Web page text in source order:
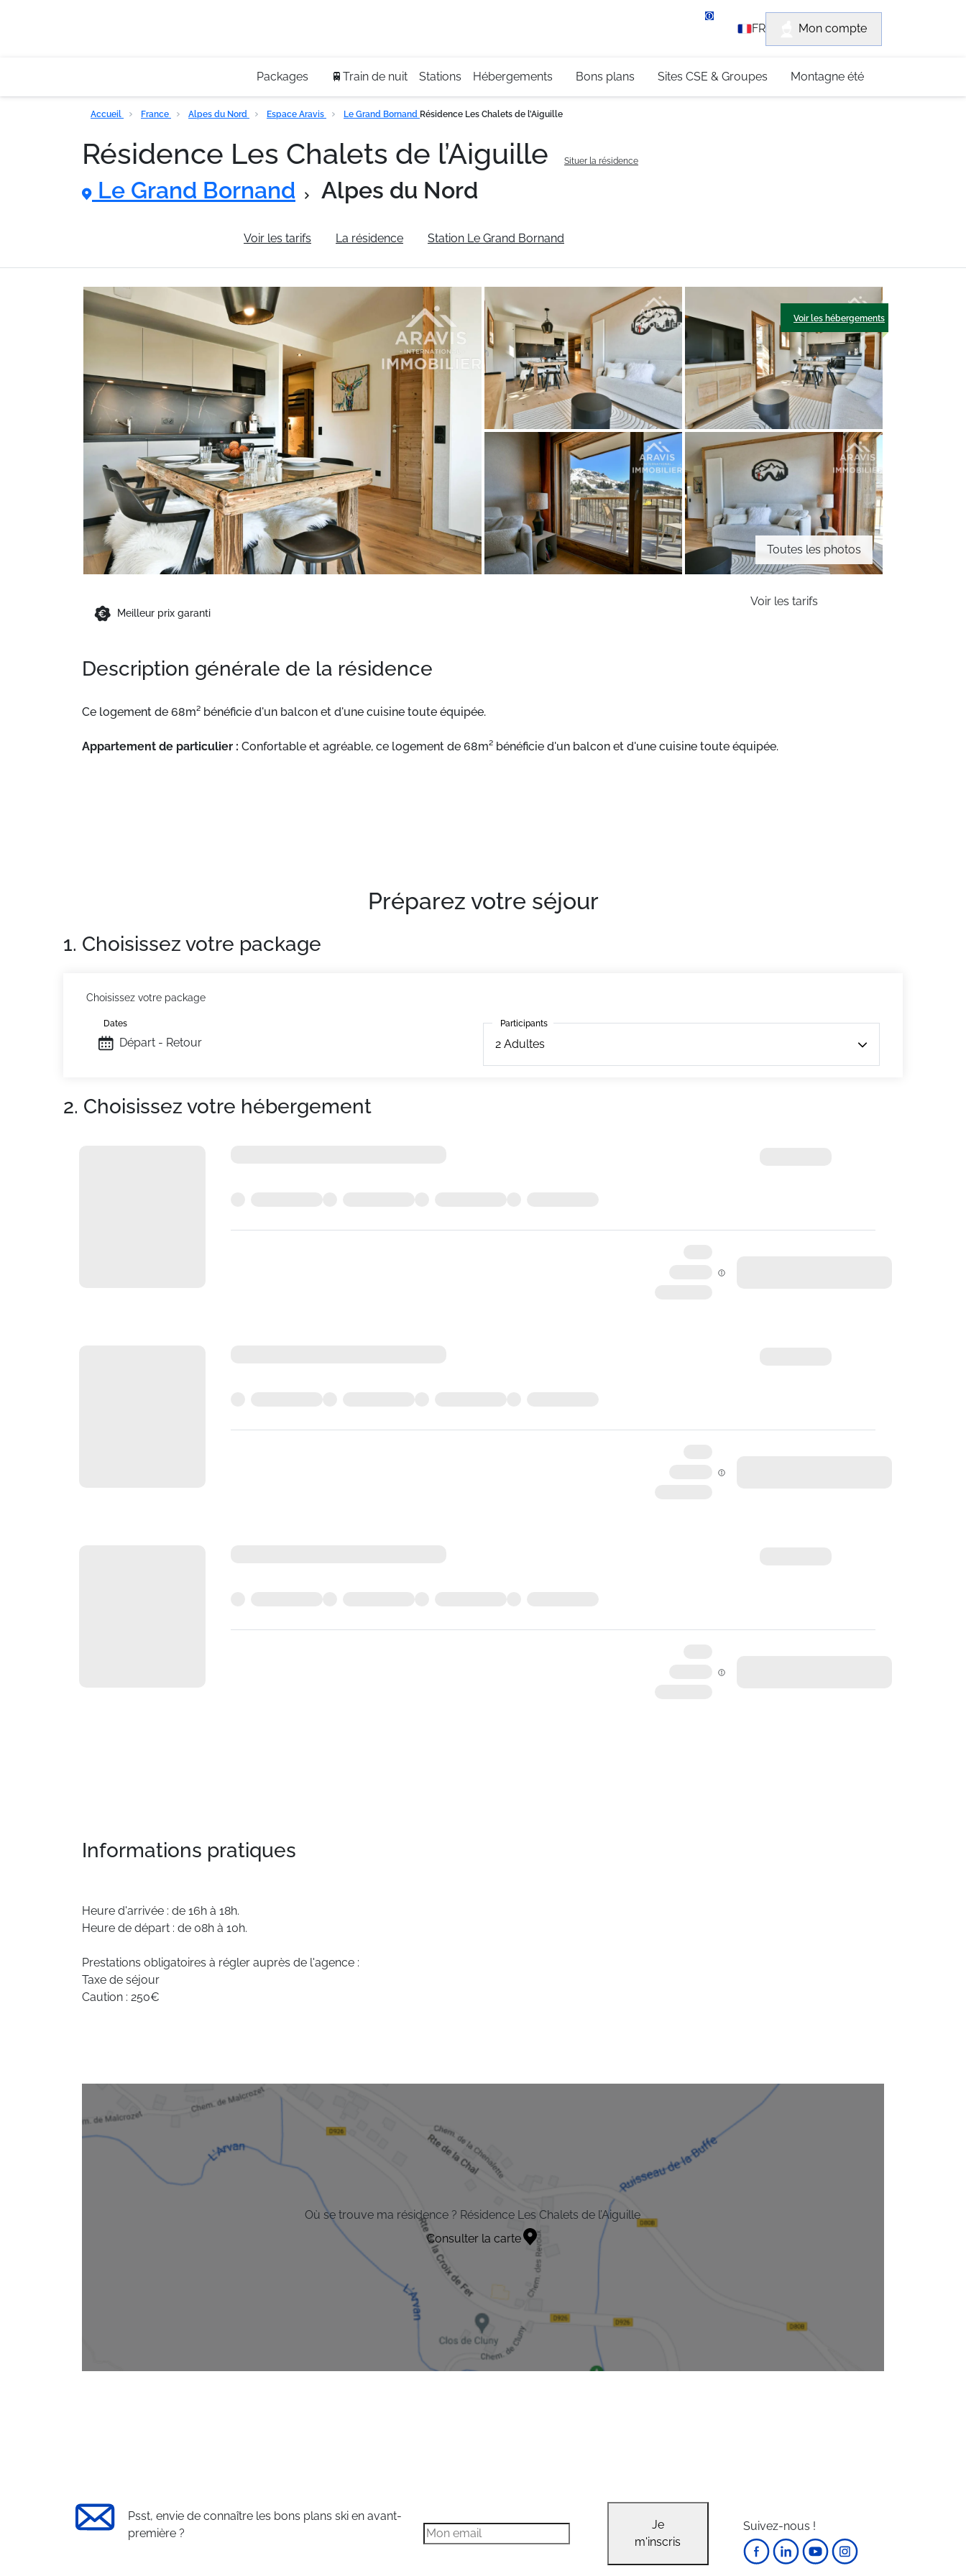
+33 (0)4 79 96 30 69
FR Mon compte
Packages 🚆Train de nuit Stations Hébergements Bons plans Sites CSE & Groupes Montagne été
Accueil France Alpes du Nord Espace Aravis Le Grand Bornand Résidence Les Chalets de l’Aiguille
Résidence Les Chalets de l’Aiguille Situer la résidence
Le Grand Bornand Alpes du Nord
Voir les tarifs La résidence Station Le Grand Bornand
Toutes les photos
Voir les hébergements
Meilleur prix garanti
Voir les tarifs
Description générale de la résidence
Ce logement de 68m² bénéficie d'un balcon et d'une cuisine toute équipée.
Appartement de particulier : Confortable et agréable, ce logement de 68m² bénéficie d'un balcon et d'une cuisine toute équipée.
Préparez votre séjour
1. Choisissez votre package
Choisissez votre package
Départ - Retour
Dates Participants
2 Adultes
Participants
2. Choisissez votre hébergement
Informations pratiques
Heure d'arrivée : de 16h à 18h.
Heure de départ : de 08h à 10h.
Prestations obligatoires à régler auprès de l'agence :
Taxe de séjour
Caution : 250€
Où se trouve ma résidence ? Résidence Les Chalets de l’Aiguille
Consulter la carte
Psst, envie de connaître les bons plans ski en avant-
première ?
Je
m'inscris
Suivez-nous !